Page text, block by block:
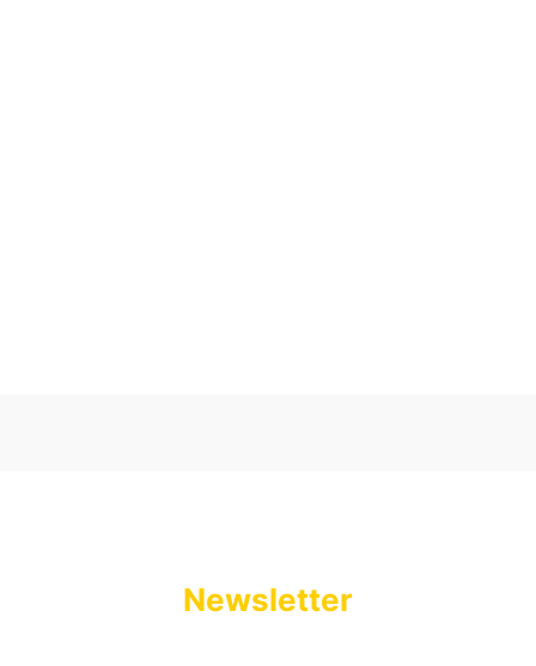
Newsletter